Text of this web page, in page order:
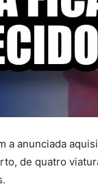
a anunciada
de quatro